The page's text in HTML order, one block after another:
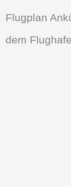
Flugplan
dem